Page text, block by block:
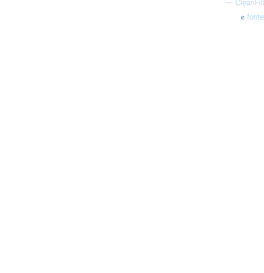
— CleanFill
fonte